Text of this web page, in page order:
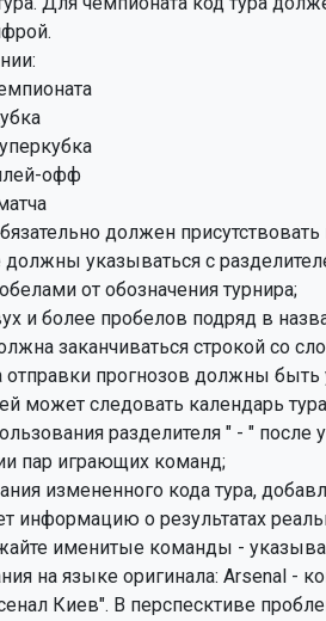
должен
указываться с
и более пробелов подряд в
заканчиваться строкой со
отправки прогнозов должны
может следовать календарь
измененного кода тура,
информацию о результатах